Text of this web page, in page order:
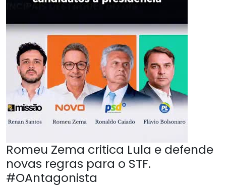
Romeu Zema critica Lula e defende
novas regras para o STF.
#OAntagonista